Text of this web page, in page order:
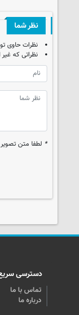
نظر شما
نظرات حاوی
نظراتی که
* لطفا متن
دسترسی
تماس با ما
درباره ما